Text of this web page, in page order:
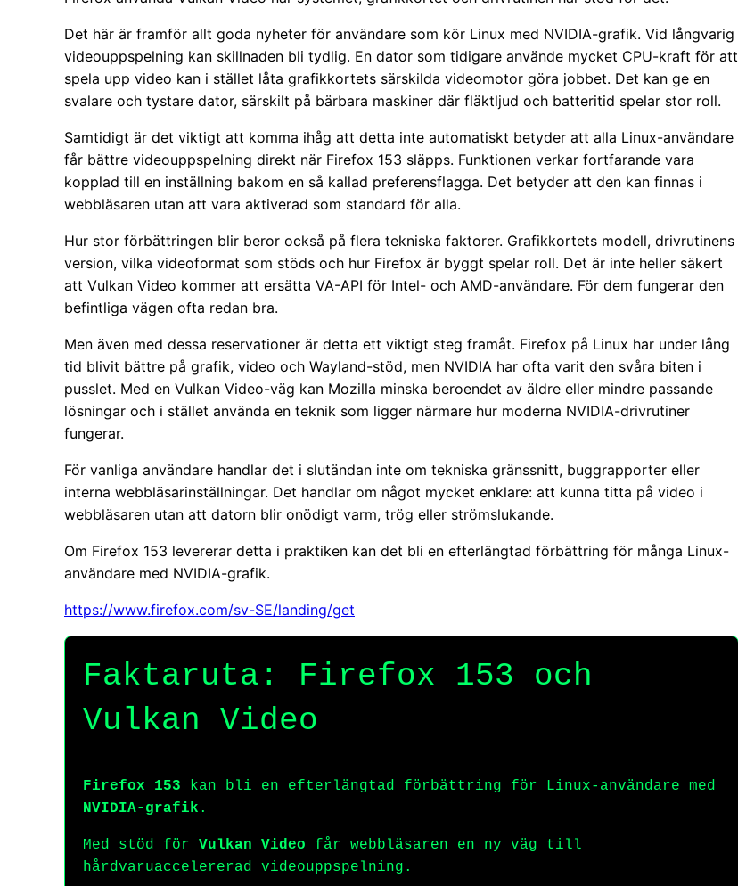
Det här är framför allt goda nyheter för användare som kör Linux med NVIDIA-grafik. Vid långvarig
videouppspelning kan skillnaden bli tydlig. En dator som tidigare använde mycket CPU-kraft för att
spela upp video kan i stället låta grafikkortets särskilda videomotor göra jobbet. Det kan ge en
svalare och tystare dator, särskilt på bärbara maskiner där fläktljud och batteritid spelar stor roll.
Samtidigt är det viktigt att komma ihåg att detta inte automatiskt betyder att alla Linux-användare
får bättre videouppspelning direkt när Firefox 153 släpps. Funktionen verkar fortfarande vara
kopplad till en inställning bakom en så kallad preferensflagga. Det betyder att den kan finnas i
webbläsaren utan att vara aktiverad som standard för alla.
Hur stor förbättringen blir beror också på flera tekniska faktorer. Grafikkortets modell, drivrutinens
version, vilka videoformat som stöds och hur Firefox är byggt spelar roll. Det är inte heller säkert
att Vulkan Video kommer att ersätta VA-API för Intel- och AMD-användare. För dem fungerar den
befintliga vägen ofta redan bra.
Men även med dessa reservationer är detta ett viktigt steg framåt. Firefox på Linux har under lång
tid blivit bättre på grafik, video och Wayland-stöd, men NVIDIA har ofta varit den svåra biten i
pusslet. Med en Vulkan Video-väg kan Mozilla minska beroendet av äldre eller mindre passande
lösningar och i stället använda en teknik som ligger närmare hur moderna NVIDIA-drivrutiner
fungerar.
För vanliga användare handlar det i slutändan inte om tekniska gränssnitt, buggrapporter eller
interna webbläsarinställningar. Det handlar om något mycket enklare: att kunna titta på video i
webbläsaren utan att datorn blir onödigt varm, trög eller strömslukande.
Om Firefox 153 levererar detta i praktiken kan det bli en efterlängtad förbättring för många Linux-
användare med NVIDIA-grafik.
https://www.firefox.com/sv-SE/landing/get
Faktaruta: Firefox 153 och
Vulkan Video
Firefox 153 kan bli en efterlängtad förbättring för Linux-användare med
NVIDIA-grafik .
Med stöd för Vulkan Video får webbläsaren en ny väg till
hårdvaruaccelererad videouppspelning.